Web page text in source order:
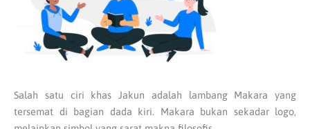
Salah satu ciri khas Jakun adalah lambang Makara yang
tersemat di bagian dada kiri. Makara bukan sekadar logo,